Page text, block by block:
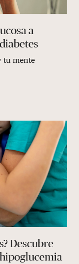
a
tu mente
Descubre